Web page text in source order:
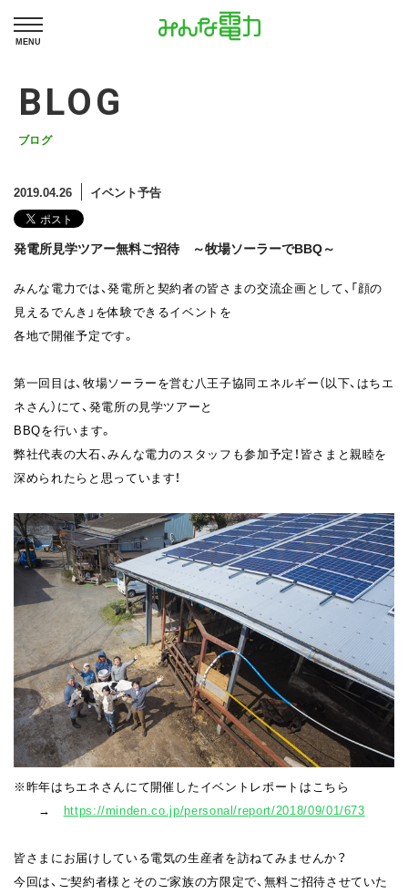
MENU
BLOG
ブログ
2019.04.26 イベント予告
発電所見学ツアー無料ご招待 ～牧場ソーラーでBBQ～
みんな電力では、発電所と契約者の皆さまの交流企画として、「顔の
見えるでんき」を体験できるイベントを
各地で開催予定です。
第一回目は、牧場ソーラーを営む八王子協同エネルギー（以下、はちエ
ネさん）にて、発電所の見学ツアーと
BBQを行います。
弊社代表の大石、みんな電力のスタッフも参加予定！皆さまと親睦を
深められたらと思っています！
※昨年はちエネさんにて開催したイベントレポートはこちら
→ https://minden.co.jp/personal/report/2018/09/01/673
皆さまにお届けしている電気の生産者を訪ねてみませんか？
今回は、ご契約者様とそのご家族の方限定で、無料ご招待させていた